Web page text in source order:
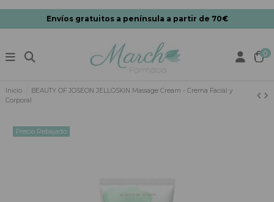
Envíos gratuitos a península a partir de 70€
0
Inicio
BEAUTY OF JOSEON JELLOSKIN Massage Cream - Crema Facial y
Corporal
Precio Rebajado